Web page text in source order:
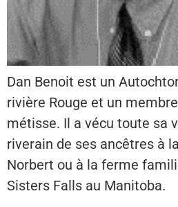
Dan Benoit est un
rivière Rouge et un
métisse. Il a vécu toute sa
riverain de ses ancêtres à
Norbert ou à la ferme
Sisters Falls au Manitoba.